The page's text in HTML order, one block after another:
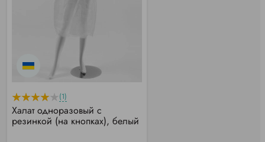
(1)
Халат одноразовый с
резинкой (на кнопках), белый